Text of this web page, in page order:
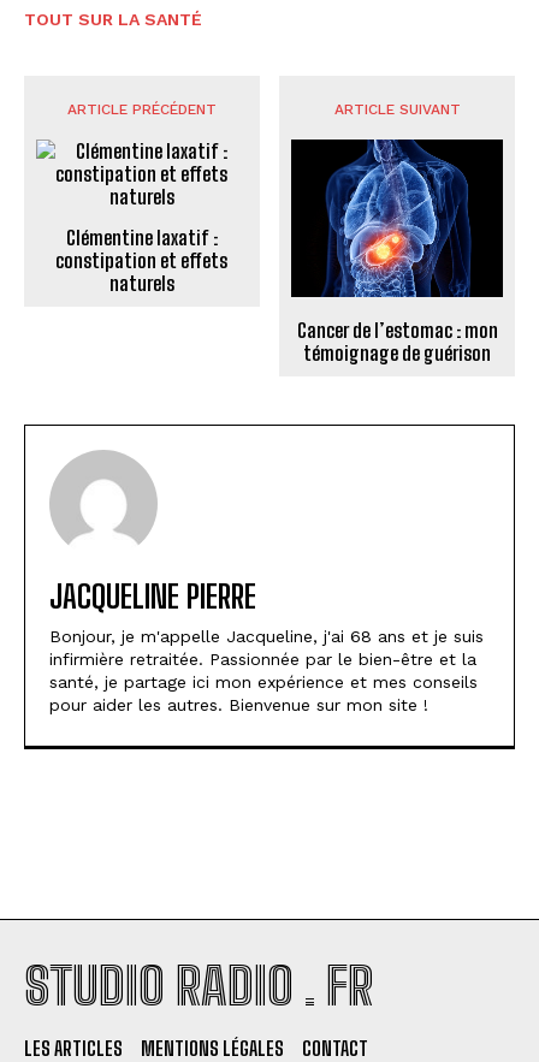
TOUT SUR LA SANTÉ
ARTICLE PRÉCÉDENT
Clémentine laxatif :
constipation et effets
naturels
ARTICLE SUIVANT
Cancer de l’estomac : mon
témoignage de guérison
JACQUELINE PIERRE
Bonjour, je m'appelle Jacqueline, j'ai 68 ans et je suis
infirmière retraitée. Passionnée par le bien-être et la
santé, je partage ici mon expérience et mes conseils
pour aider les autres. Bienvenue sur mon site !
STUDIO RADIO . FR
LES ARTICLES MENTIONS LÉGALES CONTACT